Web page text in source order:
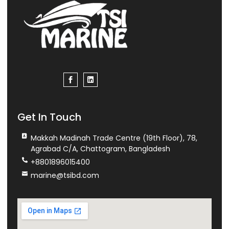
Get In Touch
Makkah Madinah Trade Centre (19th Floor), 78,
Agrabad C/A, Chattogram, Bangladesh
+8801896015400
marine@tsibd.com